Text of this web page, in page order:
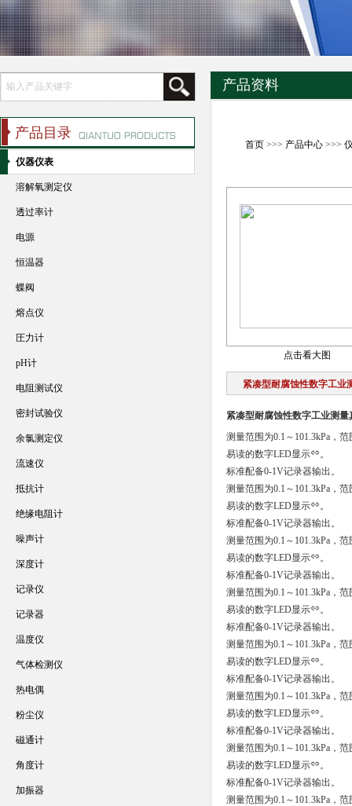
产品资料
首页>>> 产品中心>>>
点击看大图
紧凑型耐腐蚀性数字工业
紧凑型耐腐蚀性数字工业测量
测量范围为0.1～101.3kPa，
易读的数字LED显示
。
标准配备0-1V记录器输出。
测量范围为0.1～101.3kPa，
易读的数字LED显示
。
标准配备0-1V记录器输出。
测量范围为0.1～101.3kPa，
易读的数字LED显示
。
标准配备0-1V记录器输出。
测量范围为0.1～101.3kPa，
易读的数字LED显示
。
标准配备0-1V记录器输出。
测量范围为0.1～101.3kPa，
易读的数字LED显示
。
标准配备0-1V记录器输出。
测量范围为0.1～101.3kPa，
易读的数字LED显示
。
标准配备0-1V记录器输出。
测量范围为0.1～101.3kPa，
易读的数字LED显示
。
标准配备0-1V记录器输出。
测量范围为0.1～101.3kPa，
产品目录
仪器仪表
溶解氧测定仪
透过率计
电源
恒温器
蝶阀
熔点仪
圧力计
pH计
电阻测试仪
密封试验仪
余氯测定仪
流速仪
抵抗计
绝缘电阻计
噪声计
深度计
记录仪
记录器
温度仪
气体检测仪
热电偶
粉尘仪
磁通计
角度计
加振器